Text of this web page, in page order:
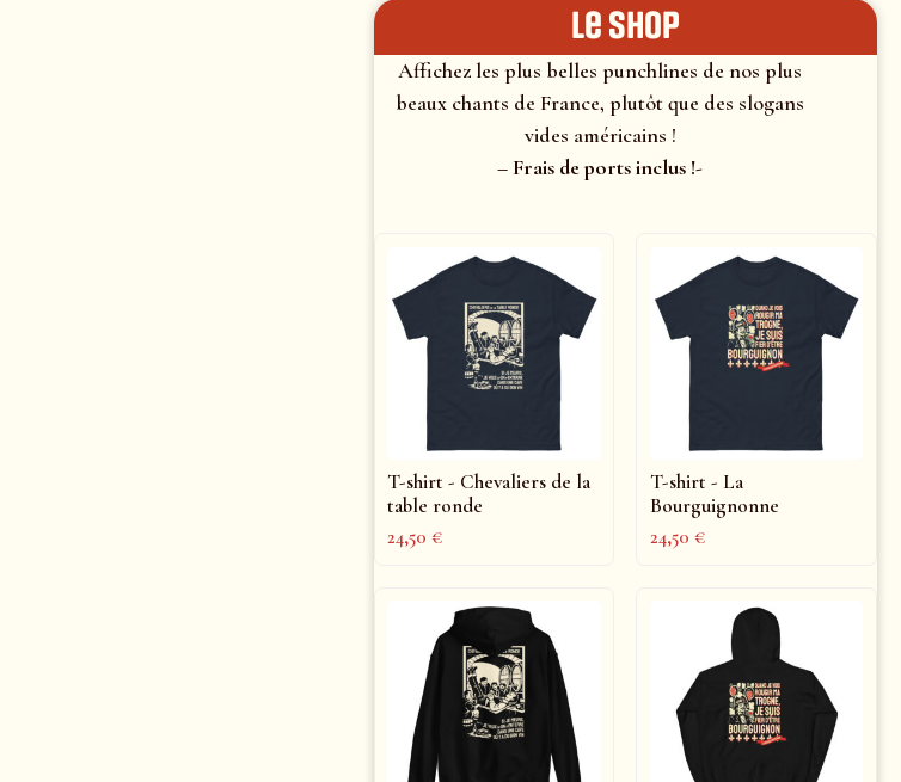
le shop
Affichez les plus belles punchlines de nos plus
beaux chants de France, plutôt que des slogans
vides américains !
– Frais de ports inclus !-
T-shirt - Chevaliers de la
table ronde
24,50€
T-shirt - La
Bourguignonne
24,50€